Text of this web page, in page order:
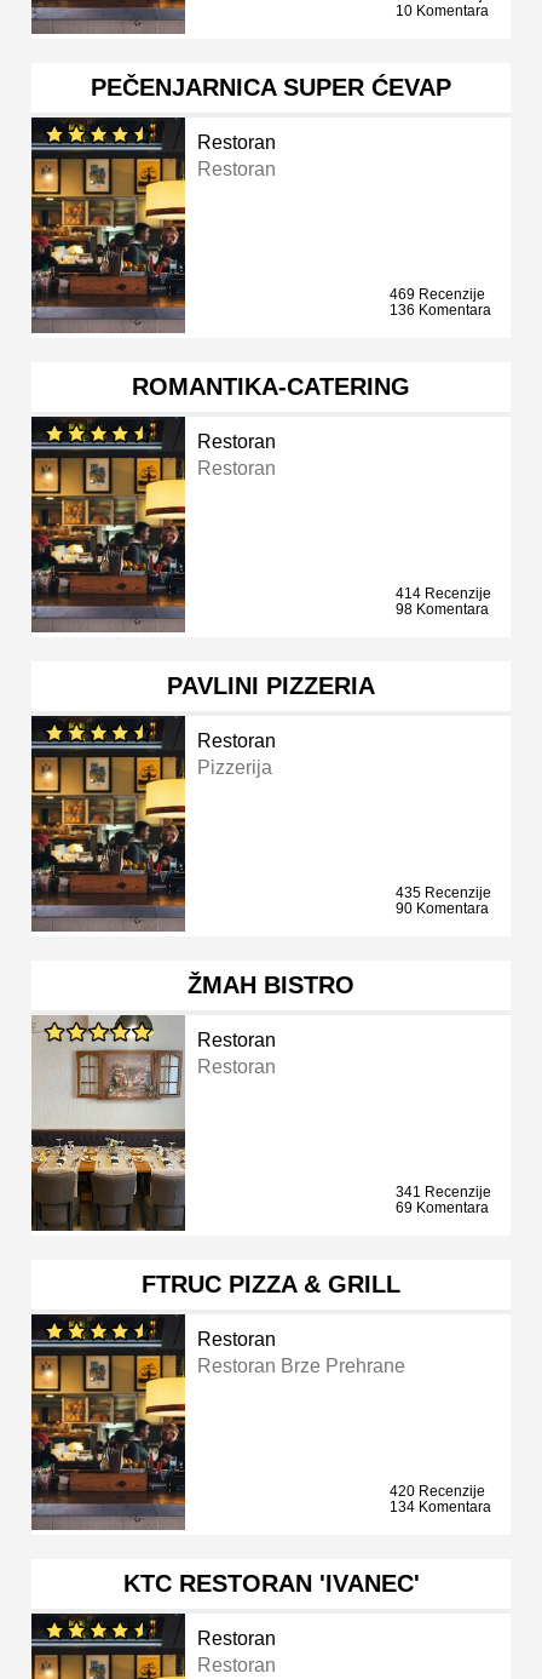
10 Komentara
PEČENJARNICA SUPER ĆEVAP
Restoran
Restoran
469 Recenzije
136 Komentara
ROMANTIKA-CATERING
Restoran
Restoran
414 Recenzije
98 Komentara
PAVLINI PIZZERIA
Restoran
Pizzerija
435 Recenzije
90 Komentara
ŽMAH BISTRO
Restoran
Restoran
341 Recenzije
69 Komentara
FTRUC PIZZA & GRILL
Restoran
Restoran Brze Prehrane
420 Recenzije
134 Komentara
KTC RESTORAN 'IVANEC'
Restoran
Restoran